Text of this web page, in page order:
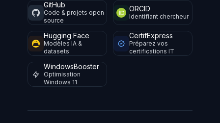
GitHub
Code & projets open
source
ORCID
Identifiant chercheur
Hugging Face
Modèles IA &
datasets
CertifExpress
Préparez vos
certifications IT
WindowsBooster
Optimisation
Windows 11